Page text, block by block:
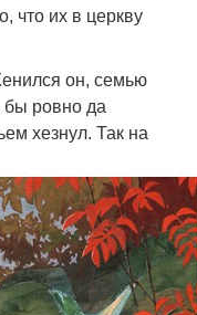
что их в церкву
он, семью
бы ровно да
хезнул. Так на